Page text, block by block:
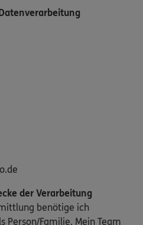
der Verarbeitung
benötige ich
Person/Familie. Mein Team